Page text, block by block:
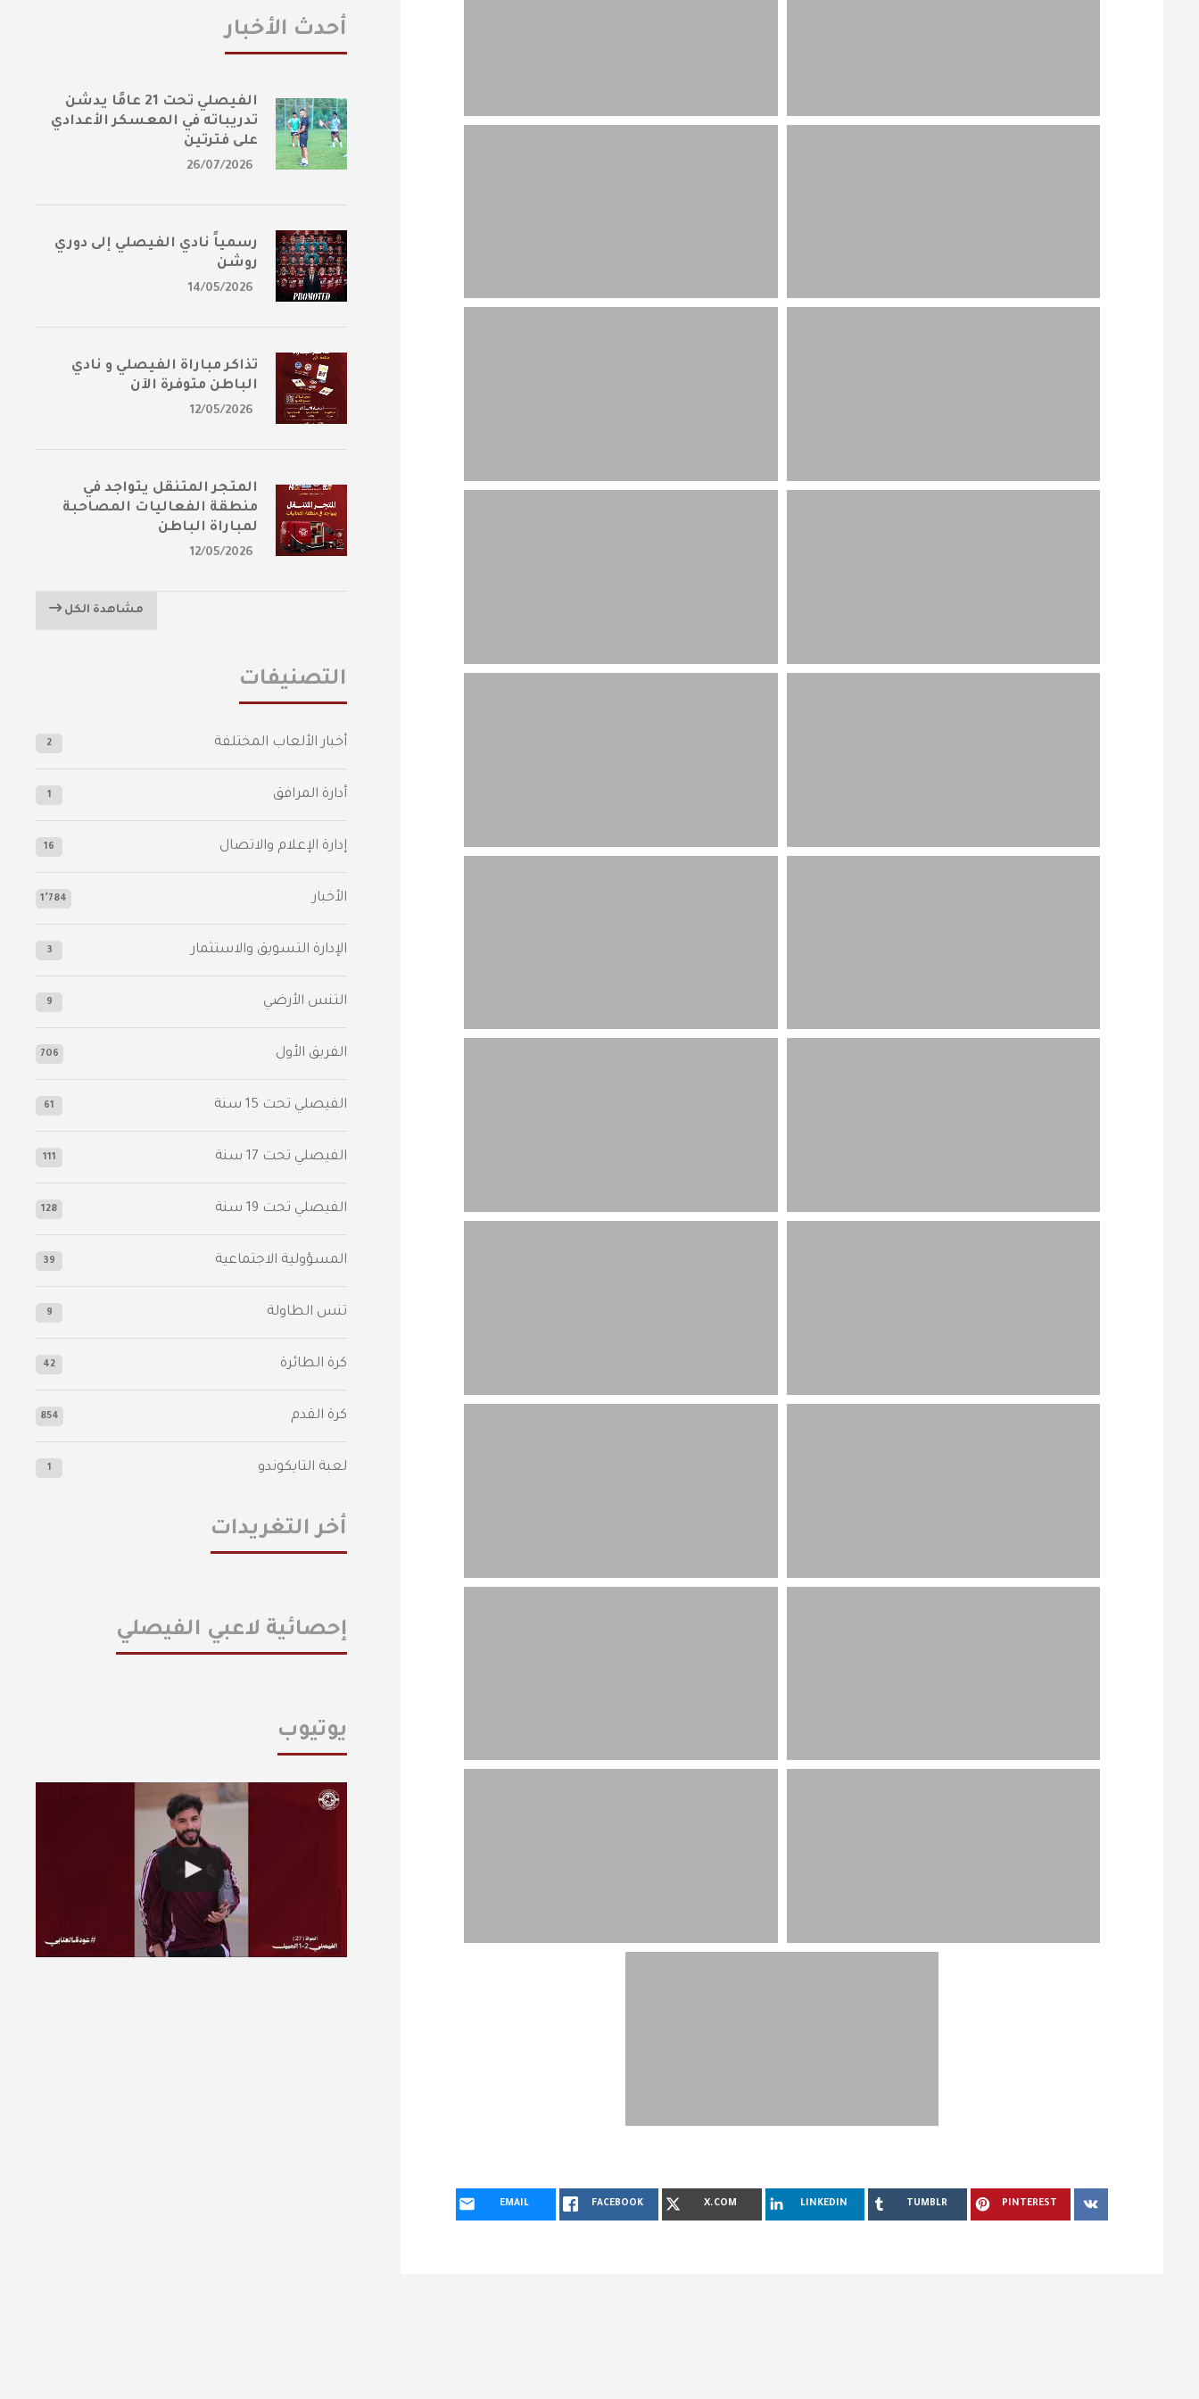
EMAIL FACEBOOK X.COM LINKEDIN TUMBLR PINTEREST
أحدث الأخبار
الفيصلي تحت 21 عامًا يدشن
تدريباته في المعسكر الأعدادي
على فترتين
26/07/2026
رسمياً نادي الفيصلي إلى دوري
روشن
14/05/2026
تذاكر مباراة الفيصلي و نادي
الباطن متوفرة الآن
12/05/2026
المتجر المتنقل يتواجد في
منطقة الفعاليات المصاحبة
لمباراة الباطن
12/05/2026
مشاهدة الكل
التصنيفات
أخبار الألعاب المختلفة 2
أدارة المرافق 1
إدارة الإعلام والاتصال 16
الأخبار 1٬784
الإدارة التسويق والاستثمار 3
التنس الأرضي 9
الفريق الأول 706
الفيصلي‬⁩ تحت 15 سنة 61
‫الفيصلي‬⁩ تحت 17 سنة 111
الفيصلي‬⁩ تحت 19 سنة 128
المسؤولية الاجتماعية 39
تنس الطاولة 9
كرة الطائرة 42
كرة القدم 854
لعبة التايكوندو 1
أخر التغريدات
إحصائية لاعبي الفيصلي
يوتيوب